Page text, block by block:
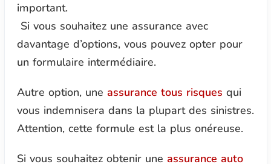
important.
Si vous souhaitez une assurance avec
davantage d’options, vous pouvez opter pour
un formulaire intermédiaire.
Autre option, une assurance tous risques qui
vous indemnisera dans la plupart des sinistres.
Attention, cette formule est la plus onéreuse.
Si vous souhaitez obtenir une assurance auto